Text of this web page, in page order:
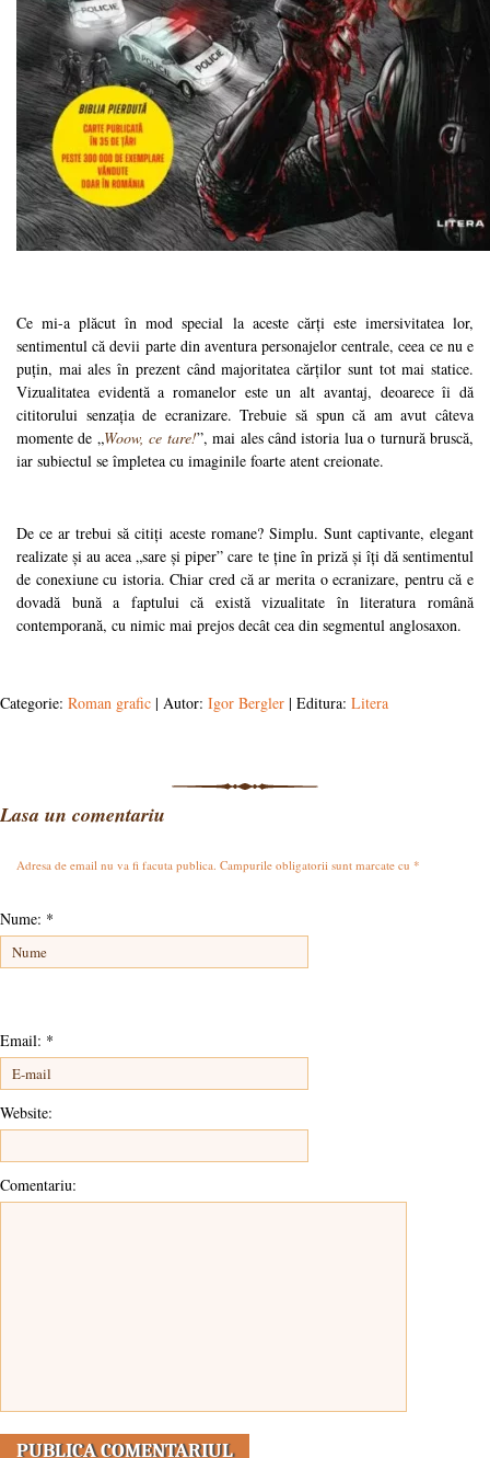
Ce mi-a plăcut în mod special la aceste cărți este imersivitatea lor,
sentimentul că devii parte din aventura personajelor centrale, ceea ce nu e
puțin, mai ales în prezent când majoritatea cărților sunt tot mai statice.
Vizualitatea evidentă a romanelor este un alt avantaj, deoarece îi dă
cititorului senzația de ecranizare. Trebuie să spun că am avut câteva
momente de „Woow, ce tare!”, mai ales când istoria lua o turnură bruscă,
iar subiectul se împletea cu imaginile foarte atent creionate.
De ce ar trebui să citiți aceste romane? Simplu. Sunt captivante, elegant
realizate și au acea „sare și piper” care te ține în priză și îți dă sentimentul
de conexiune cu istoria. Chiar cred că ar merita o ecranizare, pentru că e
dovadă bună a faptului că există vizualitate în literatura română
contemporană, cu nimic mai prejos decât cea din segmentul anglosaxon.
Categorie: Roman grafic | Autor: Igor Bergler | Editura: Litera
Lasa un comentariu
Adresa de email nu va fi facuta publica. Campurile obligatorii sunt marcate cu *
Nume: *
Email: *
Website:
Comentariu: